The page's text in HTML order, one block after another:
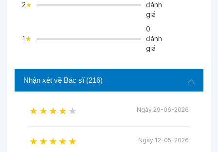
2 ">
đánh
giá
1 ">
0
đánh
giá
Nhận xét về Bác sĩ (216)
Ngày 29-06-2026
Ngày 12-05-2026